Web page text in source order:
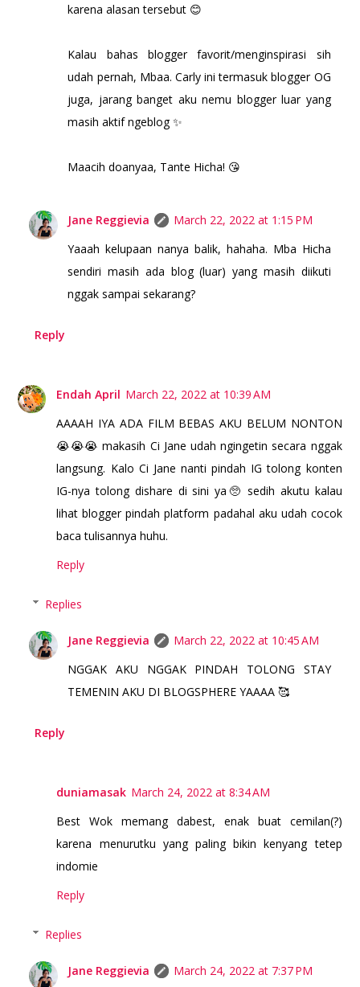
karena alasan tersebut 😊
Kalau bahas blogger favorit/menginspirasi sih
udah pernah, Mbaa. Carly ini termasuk blogger OG
juga, jarang banget aku nemu blogger luar yang
masih aktif ngeblog ✨
Maacih doanyaa, Tante Hicha! 😘
Jane Reggievia
March 22, 2022 at 1:15 PM
Yaaah kelupaan nanya balik, hahaha. Mba Hicha
sendiri masih ada blog (luar) yang masih diikuti
nggak sampai sekarang?
Reply
Endah April March 22, 2022 at 10:39 AM
AAAAH IYA ADA FILM BEBAS AKU BELUM NONTON
😭😭😭 makasih Ci Jane udah ngingetin secara nggak
langsung. Kalo Ci Jane nanti pindah IG tolong konten
IG-nya tolong dishare di sini ya🥺 sedih akutu kalau
lihat blogger pindah platform padahal aku udah cocok
baca tulisannya huhu.
Reply
Replies
Jane Reggievia
March 22, 2022 at 10:45 AM
NGGAK AKU NGGAK PINDAH TOLONG STAY
TEMENIN AKU DI BLOGSPHERE YAAAA 🥰
Reply
duniamasak March 24, 2022 at 8:34 AM
Best Wok memang dabest, enak buat cemilan(?)
karena menurutku yang paling bikin kenyang tetep
indomie
Reply
Replies
Jane Reggievia March 24, 2022 at 7:37 PM